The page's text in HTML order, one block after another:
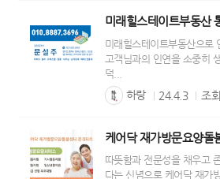
미래힐스테이트부동산으
고객님과의 인연을 소중히
덕...
하랑
24.4.3 조회
케어닥 재가방문요양돌
따뜻함과 전문성을 채우고
다는 신념으로 케어닥 재가